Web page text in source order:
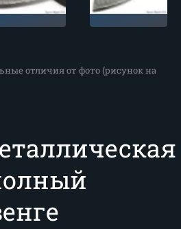
отличия от фото (рисунок на